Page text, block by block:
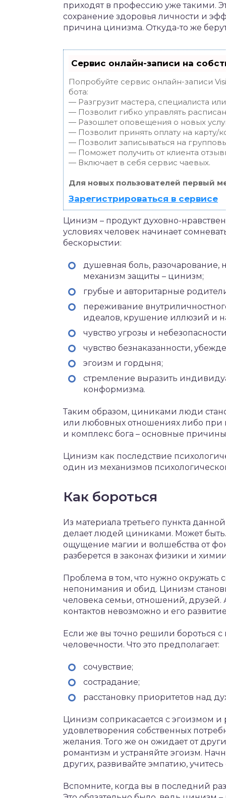
приходят в профессию уже такими.
сохранение здоровья личности и
причина цинизма. Откуда-то же
Сервис онлайн-записи на
Попробуйте сервис онлайн-записи
бота:
— Разгрузит мастера, специалиста
— Позволит гибко управлять
— Разошлет оповещения о новых
— Позволит принять оплату на карту/
— Позволит записываться на
— Поможет получить от клиента
— Включает в себя сервис чаевых.
Для новых пользователей первый
Зарегистрироваться в сервисе
Цинизм – продукт духовно-
условиях человек начинает
бескорыстии:
душевная боль,
механизм защиты – цинизм;
грубые и авторитарные
переживание
идеалов, крушение иллюзий и
чувство угрозы и
чувство безнаказанности,
эгоизм и гордыня;
стремление выразить
конформизма.
Таким образом, циниками люди
или любовных отношениях либо
и комплекс бога – основные
Цинизм как последствие
один из механизмов
Как бороться
Из материала третьего пункта
делает людей циниками. Может
ощущение магии и волшебства от
разберется в законах физики и
Проблема в том, что нужно окружать
непонимания и обид. Цинизм
человека семьи, отношений, друзей.
контактов невозможно и его
Если же вы точно решили бороться с
человечности. Что это предполагает:
сочувствие;
сострадание;
расстановку приоритетов над
Цинизм соприкасается с эгоизмом
удовлетворения собственных
желания. Того же он ожидает от
романтизм и устраняйте эгоизм.
других, развивайте эмпатию,
Вспомните, когда вы в последний